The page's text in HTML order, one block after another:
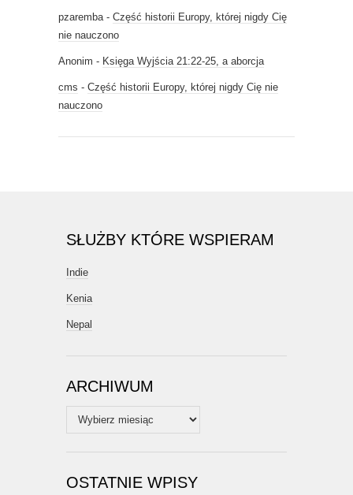
pzaremba - Część historii Europy, której nigdy Cię
nie nauczono
Anonim - Księga Wyjścia 21:22-25, a aborcja
cms - Część historii Europy, której nigdy Cię nie
nauczono
SŁUŻBY KTÓRE WSPIERAM
Indie
Kenia
Nepal
ARCHIWUM
Archiwum
OSTATNIE WPISY